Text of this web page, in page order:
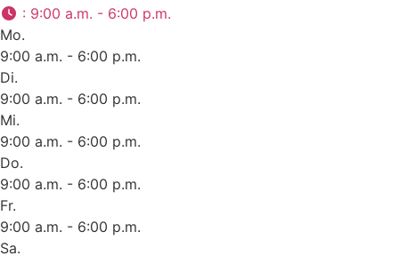
: 9:00 a.m. - 6:00 p.m.
Mo.
9:00 a.m. - 6:00 p.m.
Di.
9:00 a.m. - 6:00 p.m.
Mi.
9:00 a.m. - 6:00 p.m.
Do.
9:00 a.m. - 6:00 p.m.
Fr.
9:00 a.m. - 6:00 p.m.
Sa.